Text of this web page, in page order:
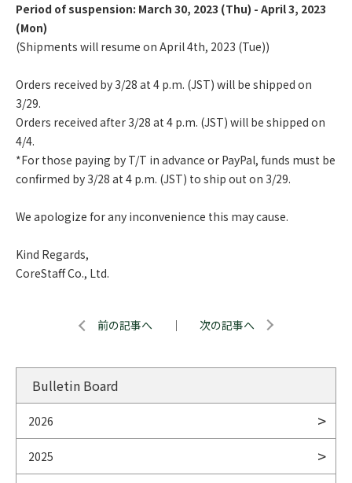
Period of suspension: March 30, 2023 (Thu) - April 3, 2023
(Mon)
(Shipments will resume on April 4th, 2023 (Tue))
Orders received by 3/28 at 4 p.m. (JST) will be shipped on
3/29.
Orders received after 3/28 at 4 p.m. (JST) will be shipped on
4/4.
*For those paying by T/T in advance or PayPal, funds must be
confirmed by 3/28 at 4 p.m. (JST) to ship out on 3/29.
We apologize for any inconvenience this may cause.
Kind Regards,
CoreStaff Co., Ltd.
前の記事へ ｜ 次の記事へ
Bulletin Board
2026
2025